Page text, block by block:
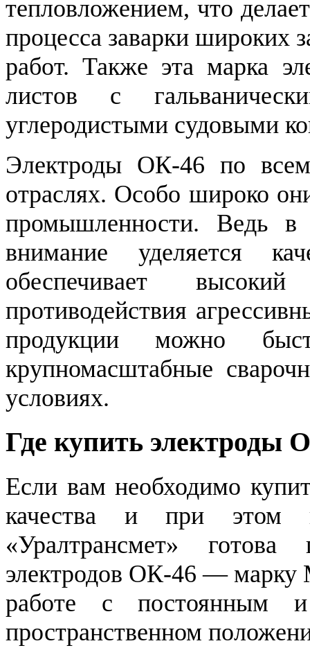
тепловложением, что
процесса заварки широких
работ. Также эта марка
листов с
углеродистыми судовыми
Электроды ОК-46 по
отраслях. Особо широко
промышленности. Ведь в
внимание уделяется
обеспечивает
противодействия
продукции можно
крупномасштабные
условиях.
Где купить электроды
Если вам необходимо
качества и при этом
«Уралтрансмет»
электродов ОК-46 — марку
работе с постоянным
пространственном